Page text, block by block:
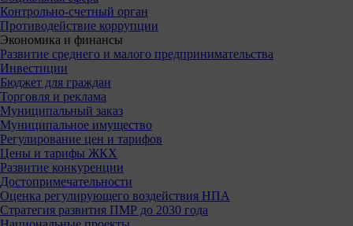
Контрольно-счетный орган
Противодействие коррупции
Экономика и финансы
Развитие среднего и малого предпринимательства
Инвестиции
Бюджет для граждан
Торговля и реклама
Муниципальный заказ
Муниципальное имущество
Регулирование цен и тарифов
Цены и тарифы ЖКХ
Развитие конкуренции
Достопримечательности
Оценка регулирующего воздействия НПА
Стратегия развития ПМР до 2030 года